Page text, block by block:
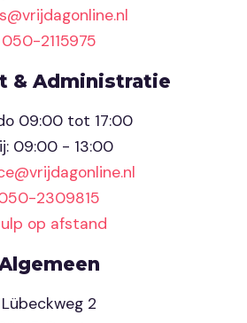
050-2115975
& Administratie
09:00 tot 17:00
09:00 - 13:00
2309815
op afstand
Lübeckweg 2